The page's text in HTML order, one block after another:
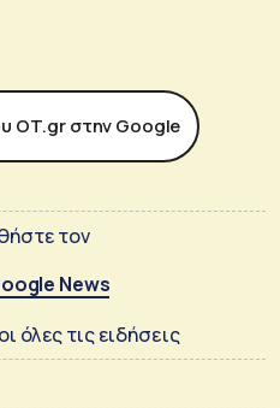
ΟΤ.gr στην Google
τον
News
όλες τις ειδήσεις